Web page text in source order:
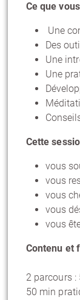
Ce que
Une
Des
Une
Une
Cette
vous
vous
vous
vous
vous
Contenu et
2 parcours
50 min